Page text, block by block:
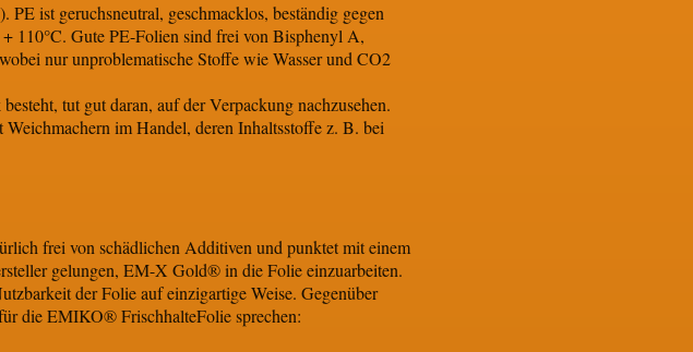
ist geruchsneutral, geschmacklos, beständig gegen
+ 110°C. Gute PE-Folien sind frei von Bisphenyl A,
nur unproblematische Stoffe wie Wasser und CO2
tut gut daran, auf der Verpackung nachzusehen.
im Handel, deren Inhaltsstoffe z. B. bei
frei von schädlichen Additiven und punktet mit einem
gelungen, EM-X Gold® in die Folie einzuarbeiten.
der Folie auf einzigartige Weise. Gegenüber
die EMIKO® FrischhalteFolie sprechen: